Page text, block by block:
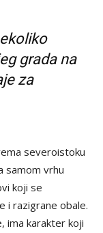
grada na
za
severoistoku
samom vrhu
koji se
i razigrane obale.
ima karakter koji